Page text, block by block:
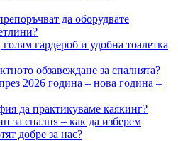
да оборудвате
гардероб и удобна тоалетка
обзавеждане за спалнята?
2026 година – нова година –
да практикуваме каякинг?
за спалня – как да изберем
добре за нас?